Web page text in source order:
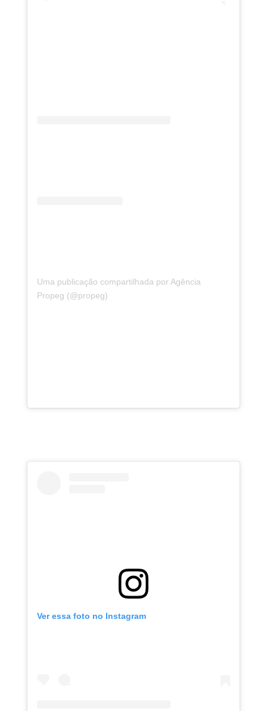
Uma publicação compartilhada por Agência
Propeg (@propeg)
Ver essa foto no Instagram